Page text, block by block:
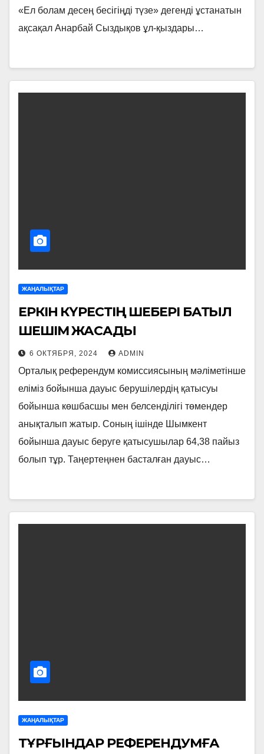
«Ел болам десең бесігіңді түзе» дегенді ұстанатын
ақсақал Анарбай Сыздықов ұл-қыздары…
ЖАҢАЛЫҚТАР
ЕРКІН КҮРЕСТІҢ ШЕБЕРІ БАТЫЛ
ШЕШІМ ЖАСАДЫ
6 ОКТЯБРЯ, 2024 ADMIN
Орталық референдум комиссиясының мәліметінше
еліміз бойынша дауыс берушілердің қатысуы
бойынша көшбасшы мен белсенділігі төмендер
анықталып жатыр. Соның ішінде Шымкент
бойынша дауыс беруге қатысушылар 64,38 пайыз
болып тұр. Таңертеңнен басталған дауыс…
ЖАҢАЛЫҚТАР
ТҰРҒЫНДАР РЕФЕРЕНДУМҒА